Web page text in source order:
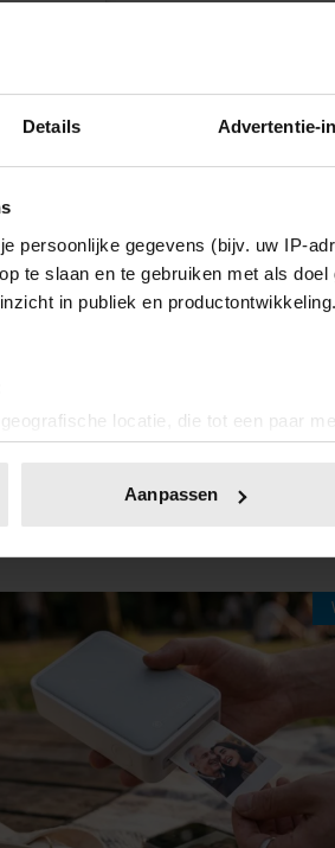
Details Advertentie-
persoonlijke gegevens (bijv. uw IP-
te slaan en te gebruiken met als
in publiek en
locatie, die tot een paar
actief te scannen op specifieke
intrekken in de Cookieverklaring.
te personaliseren, om
we informatie over uw gebruik van
kunnen deze gegevens
basis van uw gebruik van hun
Aanpassen